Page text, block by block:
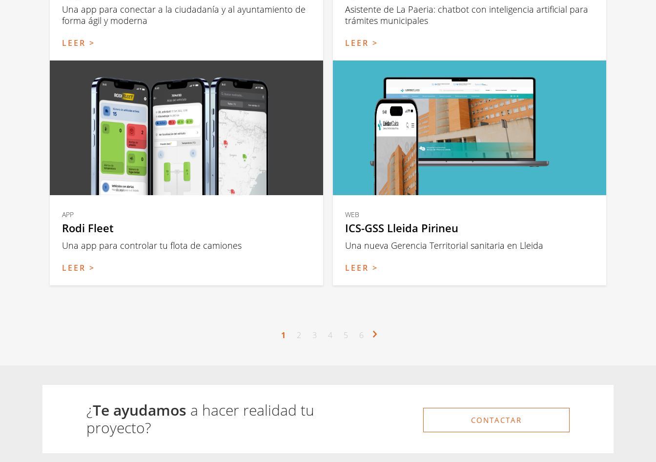
Una app para conectar a la ciudadanía y al ayuntamiento de
forma ágil y moderna
LEER >
Asistente de La Paeria: chatbot con inteligencia artificial para
trámites municipales
LEER >
APP
Rodi Fleet
Una app para controlar tu flota de camiones
LEER >
WEB
ICS-GSS Lleida Pirineu
Una nueva Gerencia Territorial sanitaria en Lleida
LEER >
Página
1 Página
2 Página
3 Página
4 Página
5 Página
6
¿Te ayudamos a hacer realidad tu
proyecto?
CONTACTAR